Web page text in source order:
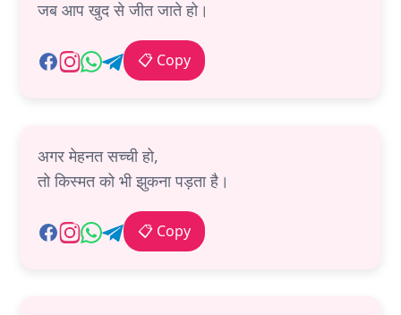
जब आप खुद से जीत जाते हो।
📋 Copy
अगर मेहनत सच्ची हो,
तो किस्मत को भी झुकना पड़ता है।
📋 Copy